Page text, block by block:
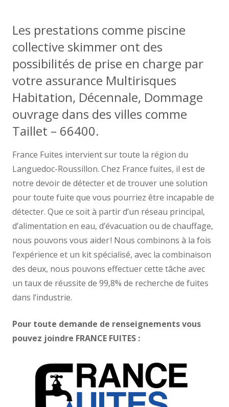
Les prestations comme piscine
collective skimmer ont des
possibilités de prise en charge par
votre assurance Multirisques
Habitation, Décennale, Dommage
ouvrage dans des villes comme
Taillet – 66400.
France Fuites intervient sur toute la région du
Languedoc-Roussillon. Chez France fuites, il est de
notre devoir de détecter et de trouver une solution
pour toute fuite que vous pourriez être incapable de
détecter. Que ce soit à partir d’un réseau principal,
d’alimentation en eau, d’évacuation ou de chauffage,
nous pouvons vous aider ! Nous combinons à la fois
l’expérience et un kit spécialisé, avec la combinaison
des deux, nous pouvons effectuer cette tâche avec
un taux de réussite de 99,8% de recherche de fuites
dans l’industrie.
Pour toute demande de renseignements vous
pouvez joindre FRANCE FUITES :